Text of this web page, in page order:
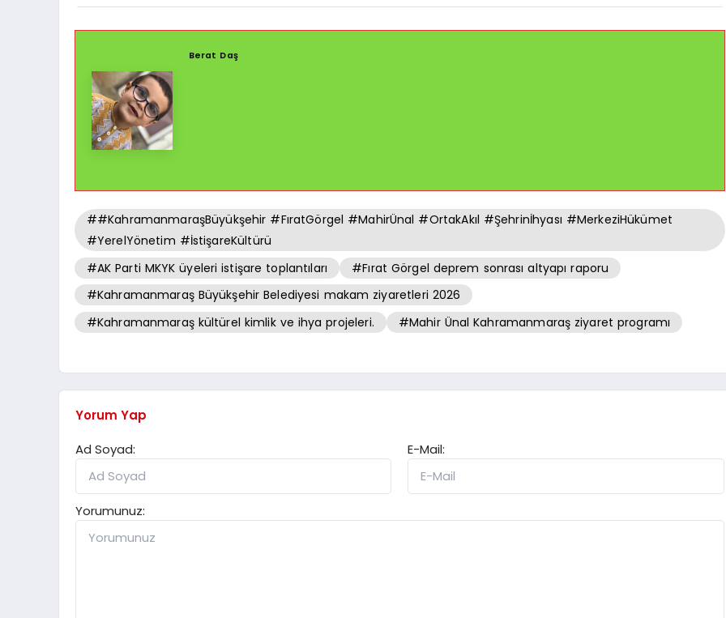
Berat Daş
##KahramanmaraşBüyükşehir #FıratGörgel #MahirÜnal #OrtakAkıl #Şehrinİhyası #MerkeziHükümet
#YerelYönetim #İstişareKültürü
#AK Parti MKYK üyeleri istişare toplantıları
#Fırat Görgel deprem sonrası altyapı raporu
#Kahramanmaraş Büyükşehir Belediyesi makam ziyaretleri 2026
#Kahramanmaraş kültürel kimlik ve ihya projeleri.
#Mahir Ünal Kahramanmaraş ziyaret programı
Yorum Yap
Ad Soyad:
E-Mail:
Yorumunuz: